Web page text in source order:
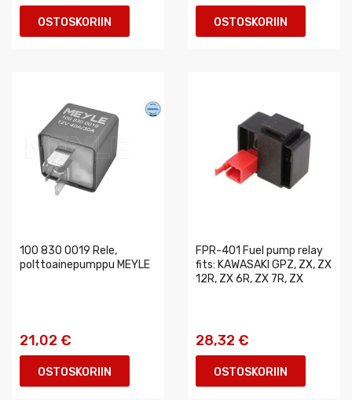
OSTOSKORIIN OSTOSKORIIN
100 830 0019 Rele,
polttoainepumppu MEYLE
21,02 €
OSTOSKORIIN
FPR-401 Fuel pump relay
fits: KAWASAKI GPZ, ZX, ZX
12R, ZX 6R, ZX 7R, ZX
28,32 €
OSTOSKORIIN